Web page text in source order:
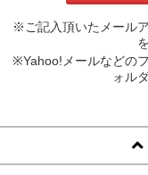
※ご記入頂いたメール
※Yahoo!メールなどの
ォル